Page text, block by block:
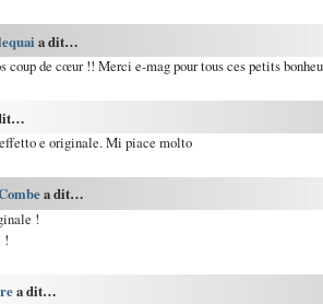
a dit…
coup de cœur !! Merci e-mag pour tous ces petits
e originale. Mi piace molto
a dit…
!
!
a dit…